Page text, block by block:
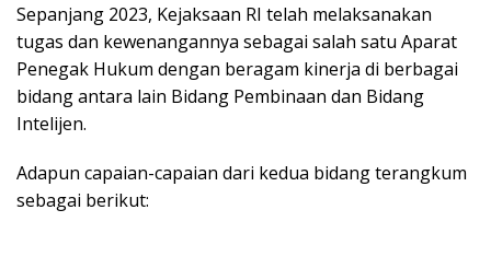
Sepanjang 2023, Kejaksaan RI telah melaksanakan
tugas dan kewenangannya sebagai salah satu Aparat
Penegak Hukum dengan beragam kinerja di berbagai
bidang antara lain Bidang Pembinaan dan Bidang
Intelijen.
Adapun capaian-capaian dari kedua bidang terangkum
sebagai berikut: